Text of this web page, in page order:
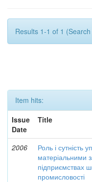
Results 1-1 of 1
Item hits:
Issue
Date
Title
2006
Роль і сутність
матеріальними
підприємствах
промисловості